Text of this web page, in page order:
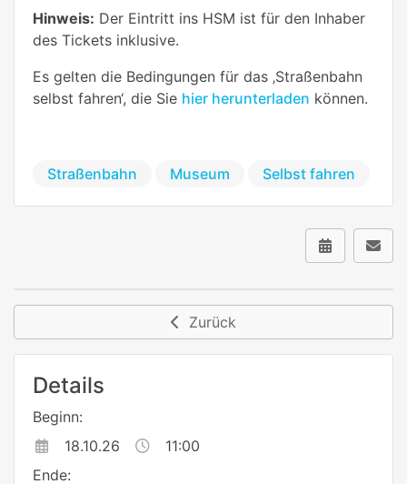
Hinweis: Der Eintritt ins HSM ist für den Inhaber
des Tickets inklusive.
Es gelten die Bedingungen für das ‚Straßenbahn
selbst fahren‘, die Sie hier herunterladen können.
Straßenbahn Museum Selbst fahren
Zurück
Details
Beginn:
18.10.26
11:00
Ende: